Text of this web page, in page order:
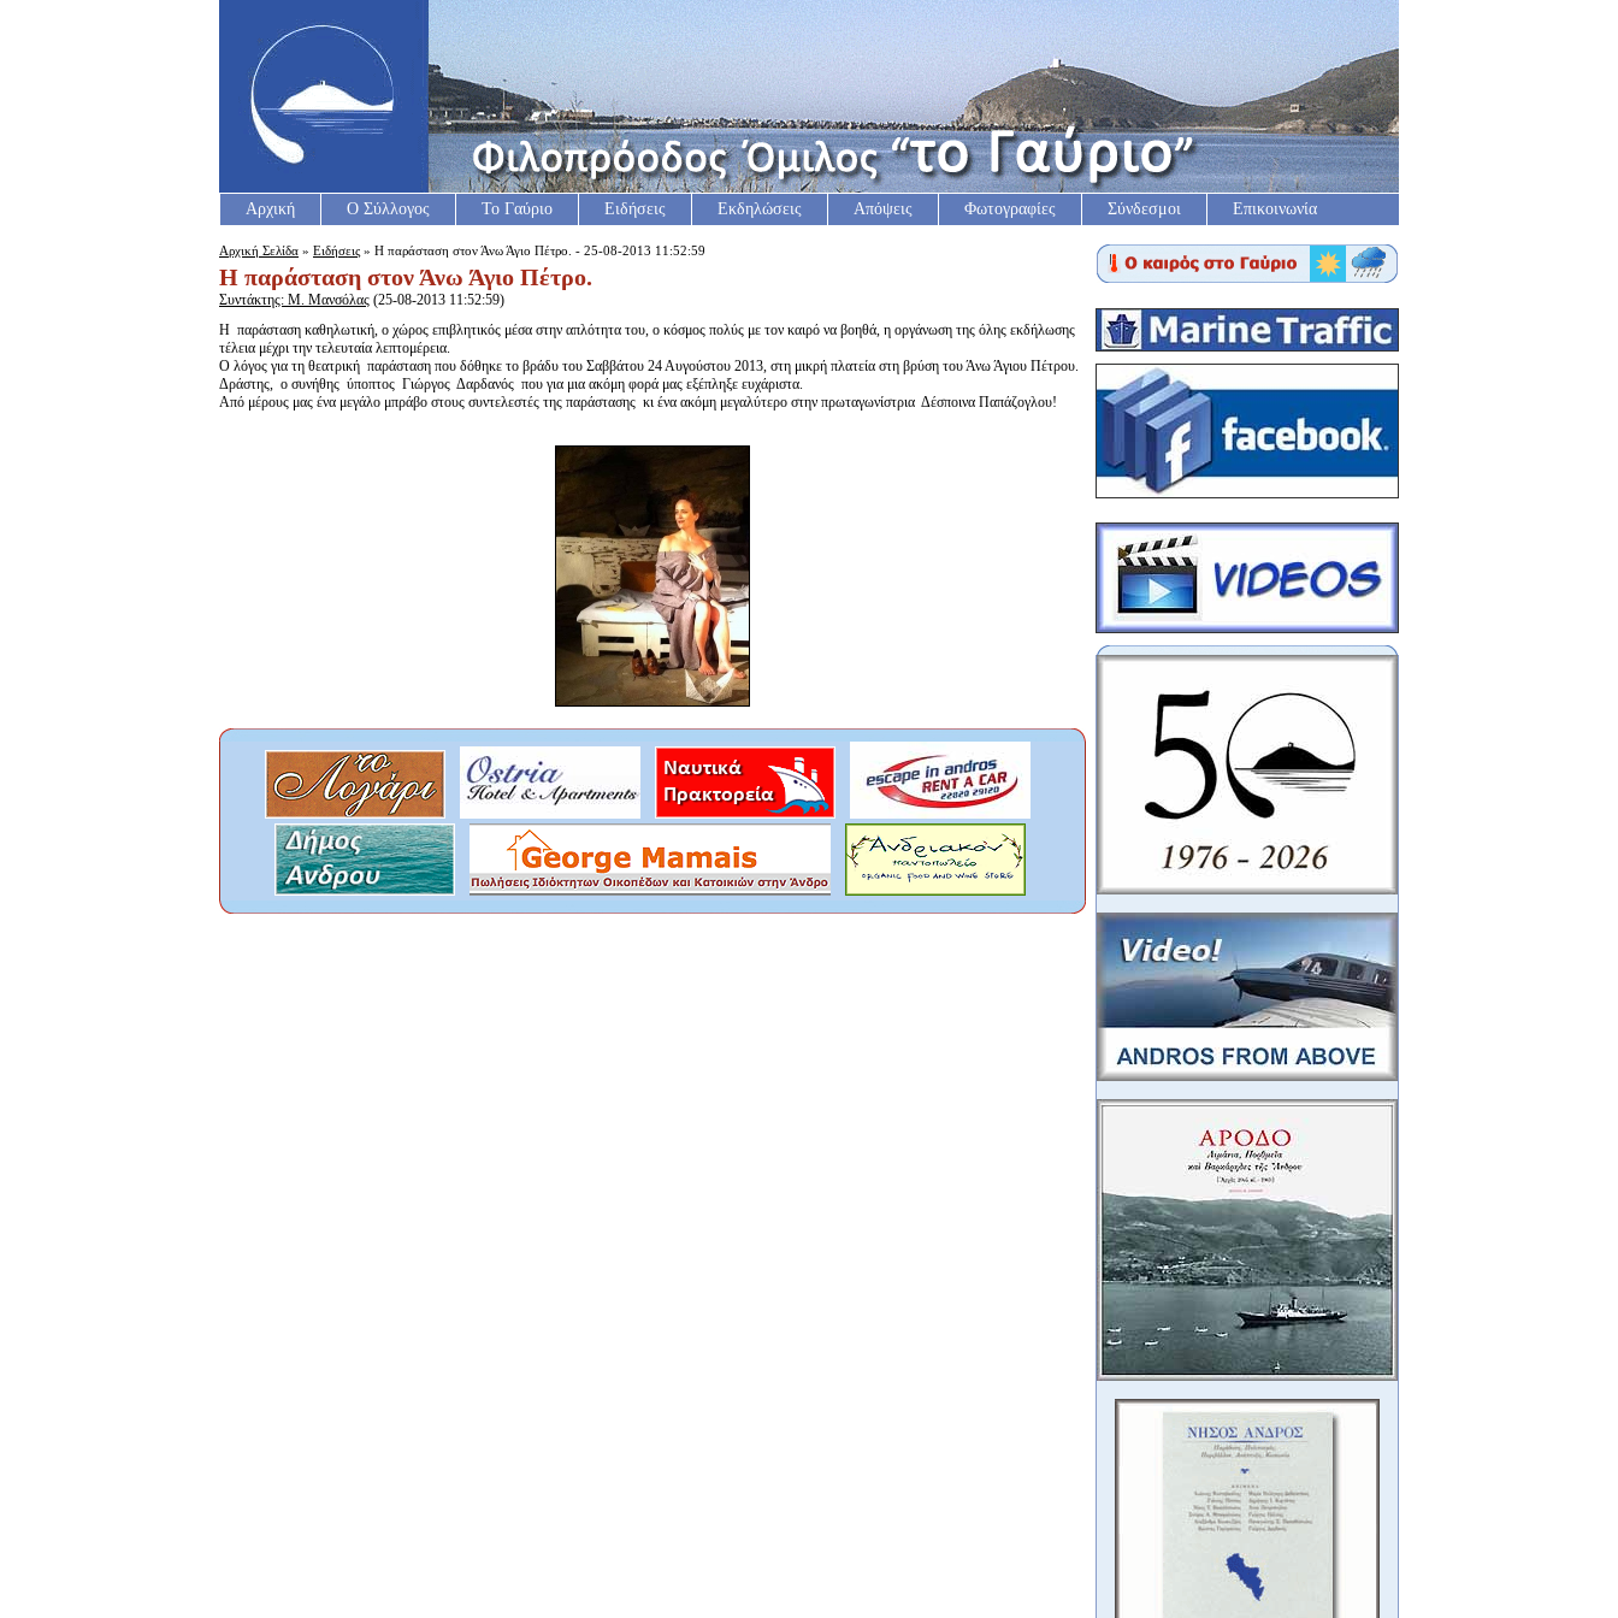
Αρχική Ο Σύλλογος Το Γαύριο Ειδήσεις Εκδηλώσεις Απόψεις Φωτογραφίες Σύνδεσμοι Επικοινωνία
Αρχική Σελίδα » Ειδήσεις » Η παράσταση στον Άνω Άγιο Πέτρο. - 25-08-2013 11:52:59
Η παράσταση στον Άνω Άγιο Πέτρο.
Συντάκτης: Μ. Μανσόλας (25-08-2013 11:52:59)
Η παράσταση καθηλωτική, ο χώρος επιβλητικός μέσα στην απλότητα του, ο κόσμος πολύς με τον καιρό να βοηθά, η οργάνωση της όλης εκδήλωσης
τέλεια μέχρι την τελευταία λεπτομέρεια.
Ο λόγος για τη θεατρική παράσταση που δόθηκε το βράδυ του Σαββάτου 24 Αυγούστου 2013, στη μικρή πλατεία στη βρύση του Άνω Άγιου Πέτρου.
Δράστης, ο συνήθης ύποπτος Γιώργος Δαρδανός που για μια ακόμη φορά μας εξέπληξε ευχάριστα.
Από μέρους μας ένα μεγάλο μπράβο στους συντελεστές της παράστασης κι ένα ακόμη μεγαλύτερο στην πρωταγωνίστρια Δέσποινα Παπάζογλου!